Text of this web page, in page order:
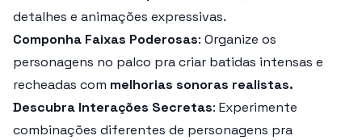
detalhes e animações expressivas.
Componha Faixas Poderosas: Organize os
personagens no palco pra criar batidas intensas e
recheadas com melhorias sonoras realistas.
Descubra Interações Secretas: Experimente
combinações diferentes de personagens pra